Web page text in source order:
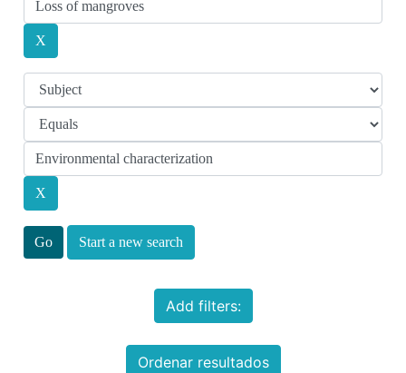
Start a new search
Add filters:
Ordenar resultados